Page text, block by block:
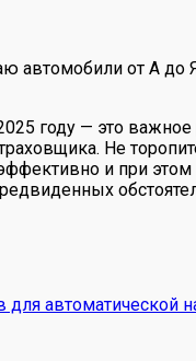
автомобили от А
году — это
Не
и при этом
автоматической